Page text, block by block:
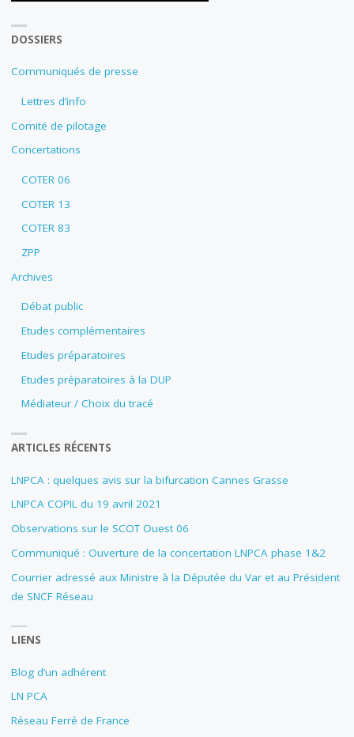
DOSSIERS
Communiqués de presse
Lettres d’info
Comité de pilotage
Concertations
COTER 06
COTER 13
COTER 83
ZPP
Archives
Débat public
Etudes complémentaires
Etudes préparatoires
Etudes préparatoires à la DUP
Médiateur / Choix du tracé
ARTICLES RÉCENTS
LNPCA : quelques avis sur la bifurcation Cannes Grasse
LNPCA COPIL du 19 avril 2021
Observations sur le SCOT Ouest 06
Communiqué : Ouverture de la concertation LNPCA phase 1&2
Courrier adressé aux Ministre à la Députée du Var et au Président
de SNCF Réseau
LIENS
Blog d’un adhérent
LN PCA
Réseau Ferré de France